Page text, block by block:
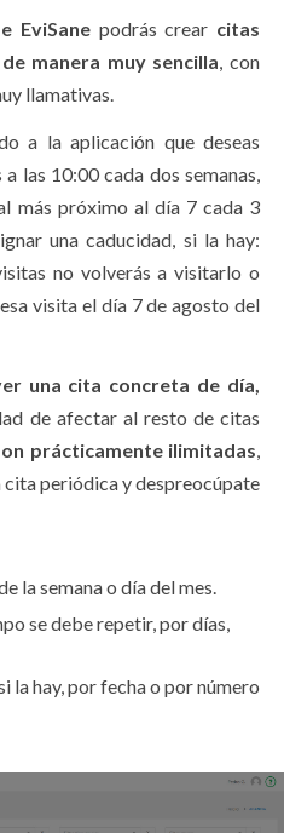
EviSanepodrás crear citas
manera muy sencilla, con
llamativas.
a la aplicación que deseas
las 10:00 cada dos semanas,
más próximo al día 7 cada 3
una caducidad, si la hay:
no volverás a visitarlo o
visita el día 7 de agosto del
una cita concreta de día,
de afectar al resto de citas
prácticamente ilimitadas,
cita periódica y despreocúpate
la semana o día del mes.
se debe repetir, por días,
la hay, por fecha o por número